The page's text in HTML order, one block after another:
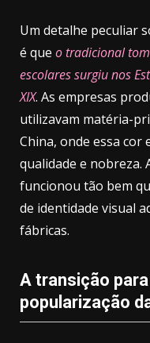
Um detalhe peculiar
é que o tradicional
escolares surgiu nos
XIX. As empresas
utilizavam matéria-
China, onde essa cor
qualidade e nobreza.
funcionou tão bem
de identidade visual
fábricas.
A transição
popularização